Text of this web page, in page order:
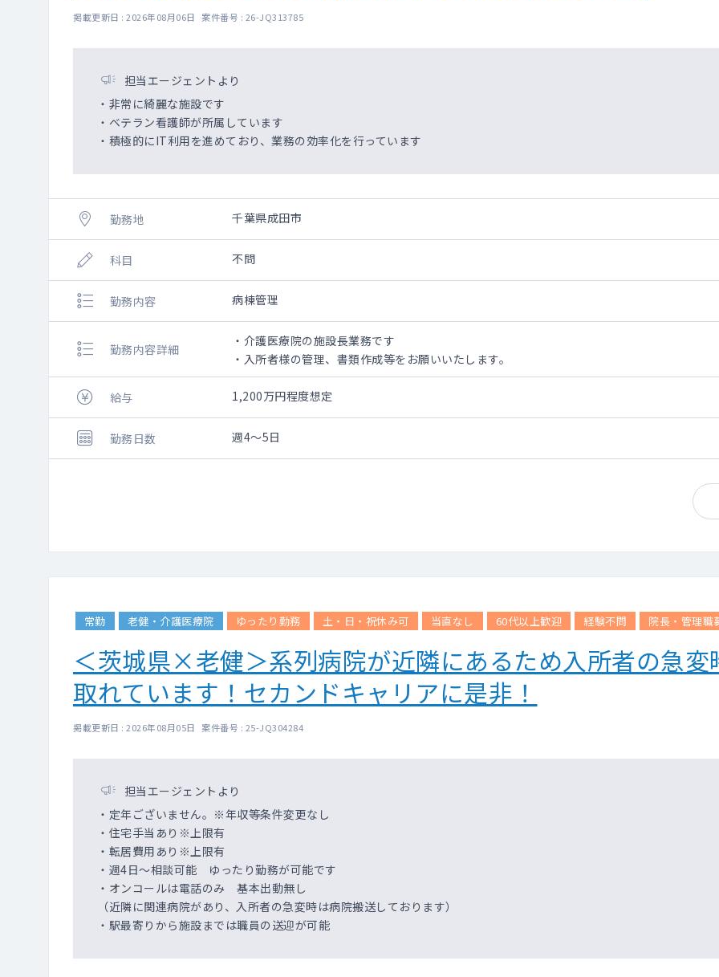
掲載更新日 : 2026年08月06日 案件番号 : 26-JQ313785
担当エージェントより
・非常に綺麗な施設です
・ベテラン看護師が所属しています
・積極的にIT利用を進めており、業務の効率化を行っています
勤務地 千葉県成田市
科目 不問
勤務内容 病棟管理
勤務内容詳細
・介護医療院の施設長業務です
・入所者様の管理、書類作成等をお願いいたします。
給与 1,200万円程度想定
勤務日数 週4～5日
常勤 老健・介護医療院 ゆったり勤務 土・日・祝休み可 当直なし 60代以上歓迎 経験不問 院長・管理職
＜茨城県×老健＞系列病院が近隣にあるため入所者の急
取れています！セカンドキャリアに是非！
掲載更新日 : 2026年08月05日 案件番号 : 25-JQ304284
担当エージェントより
・定年ございません。※年収等条件変更なし
・住宅手当あり※上限有
・転居費用あり※上限有
・週4日～相談可能 ゆったり勤務が可能です
・オンコールは電話のみ 基本出動無し
（近隣に関連病院があり、入所者の急変時は病院搬送しております）
・駅最寄りから施設までは職員の送迎が可能